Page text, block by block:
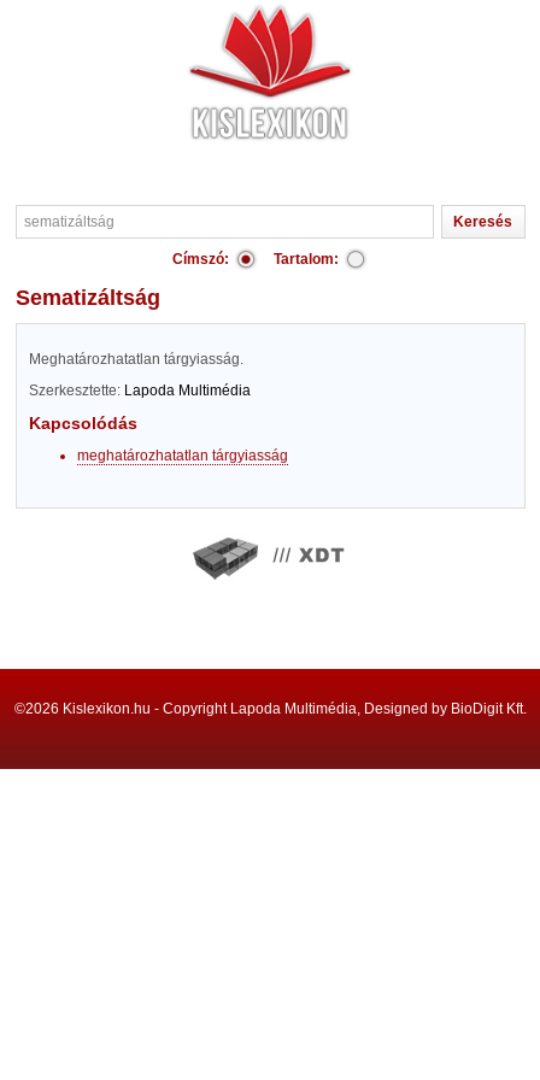
Címszó: Tartalom:
sematizáltság
Meghatározhatatlan tárgyiasság.
Szerkesztette: Lapoda Multimédia
Kapcsolódás
meghatározhatatlan tárgyiasság
©2026 Kislexikon.hu - Copyright Lapoda Multimédia, Designed by BioDigit Kft.